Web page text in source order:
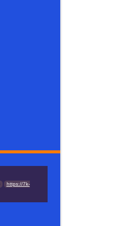
https://7k-